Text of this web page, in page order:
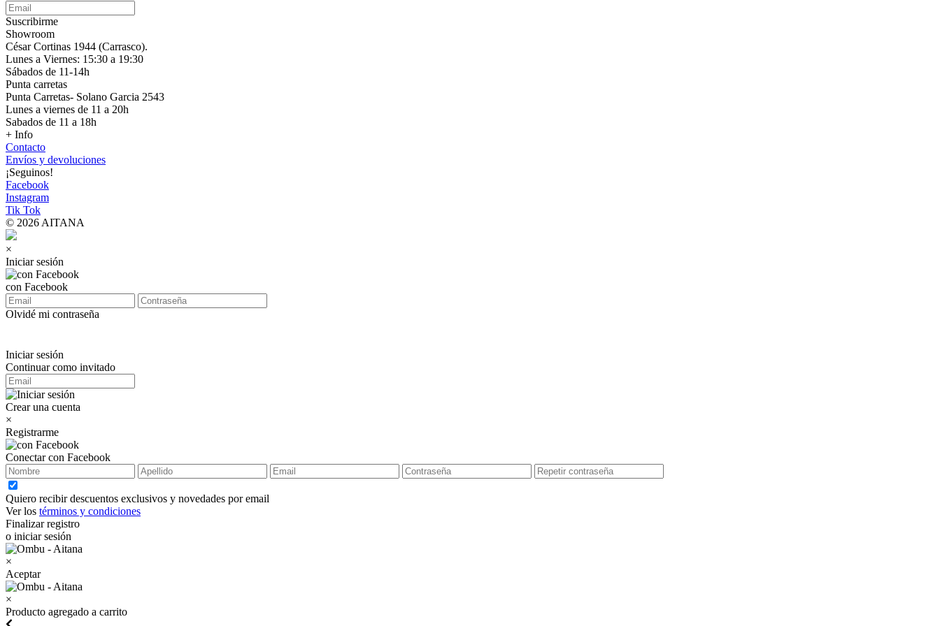
Suscribirme
Showroom
César Cortinas 1944 (Carrasco).
Lunes a Viernes: 15:30 a 19:30
Sábados de 11-14h
Punta carretas
Punta Carretas- Solano Garcia 2543
Lunes a viernes de 11 a 20h
Sabados de 11 a 18h
+ Info
Contacto
Envíos y devoluciones
¡Seguinos!
Facebook
Instagram
Tik Tok
© 2026 AITANA
×
Iniciar sesión
con Facebook
Olvidé mi contraseña
Iniciar sesión
Continuar como invitado
Crear una cuenta
×
Registrarme
Conectar con Facebook
Quiero recibir descuentos exclusivos y novedades por email
Ver los términos y condiciones
Finalizar registro
o iniciar sesión
×
Aceptar
×
Producto agregado a carrito